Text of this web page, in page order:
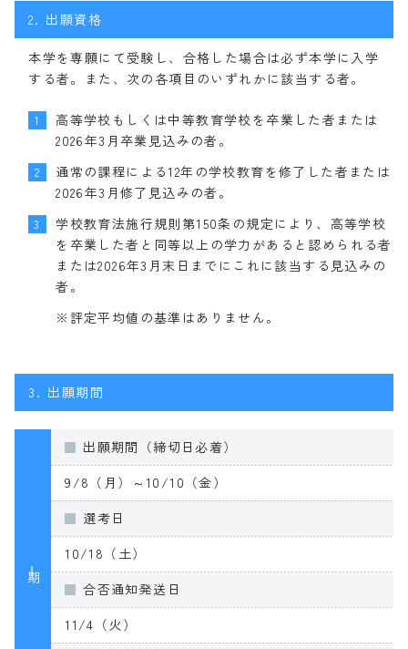
2. 出願資格
本学を専願にて受験し、合格した場合は必ず本学に入学
する者。また、次の各項目のいずれかに該当する者。
1
高等学校もしくは中等教育学校を卒業した者または
2026年3月卒業見込みの者。
2
通常の課程による12年の学校教育を修了した者または
2026年3月修了見込みの者。
3
学校教育法施行規則第150条の規定により、高等学校
を卒業した者と同等以上の学力があると認められる者
または2026年3月末日までにこれに該当する見込みの
者。
※評定平均値の基準はありません。
3. 出願期間
Ⅰ期
出願期間（締切日必着）
9/8（月）～10/10（金）
選考日
10/18（土）
合否通知発送日
11/4（火）